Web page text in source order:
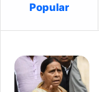
Popular